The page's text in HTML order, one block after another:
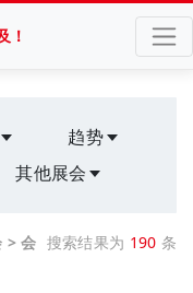
！
趋势
其他展会
> 会 搜索结果为 190 条